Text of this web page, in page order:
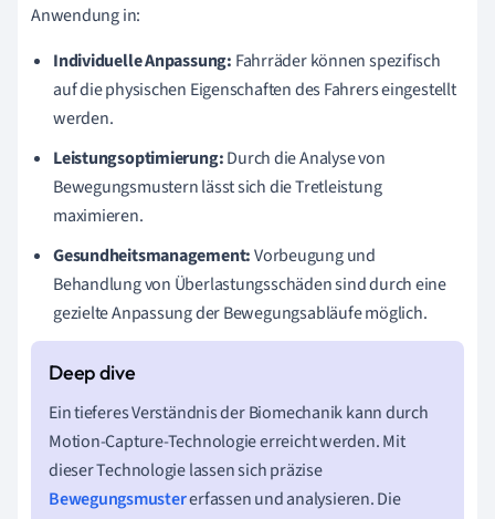
Anwendung in:
Individuelle Anpassung: Fahrräder können spezifisch
auf die physischen Eigenschaften des Fahrers eingestellt
werden.
Leistungsoptimierung:Durch die Analyse von
Bewegungsmustern lässt sich die Tretleistung
maximieren.
Gesundheitsmanagement:Vorbeugung und
Behandlung von Überlastungsschäden sind durch eine
gezielte Anpassung der Bewegungsabläufe möglich.
Ein tieferes Verständnis der Biomechanik kann durch
Motion-Capture-Technologie erreicht werden. Mit
dieser Technologie lassen sich präzise
Bewegungsmustererfassen und analysieren. Die